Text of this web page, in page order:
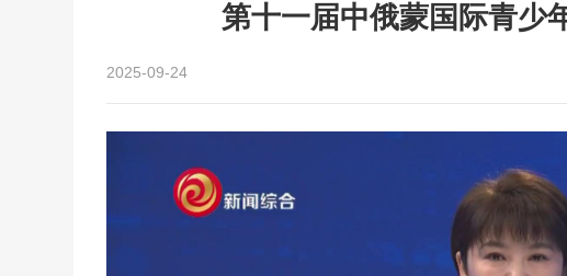
第十一届中俄蒙国际青少
2025-09-24